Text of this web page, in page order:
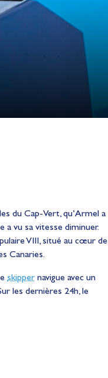
du Cap-Vert, qu’Armel a
a vu sa vitesse diminuer.
VIII, situé au cœur de
Canaries.
skipper navigue avec un
les dernières 24h, le